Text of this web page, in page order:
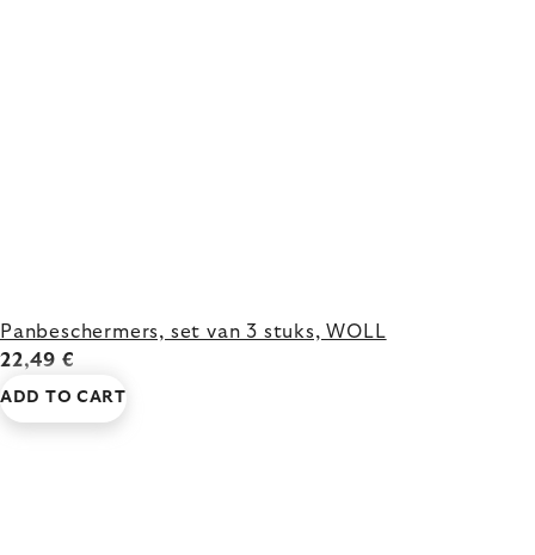
Panbeschermers, set van 3 stuks, WOLL
22,49 €
ADD TO CART